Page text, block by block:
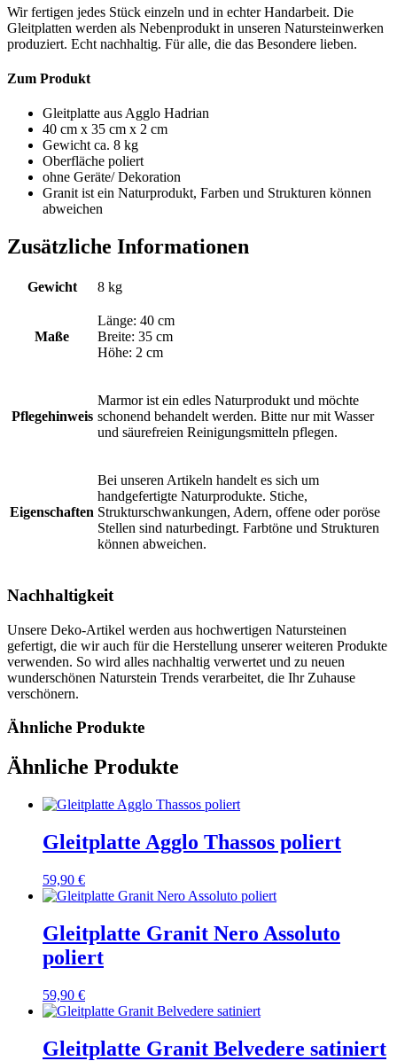
Wir fertigen jedes Stück einzeln und in echter Handarbeit. Die
Gleitplatten werden als Nebenprodukt in unseren Natursteinwerken
produziert. Echt nachhaltig. Für alle, die das Besondere lieben.
Zum Produkt
Gleitplatte aus Agglo Hadrian
40 cm x 35 cm x 2 cm
Gewicht ca. 8 kg
Oberfläche poliert
ohne Geräte/ Dekoration
Granit ist ein Naturprodukt, Farben und Strukturen können
abweichen
Zusätzliche Informationen
Gewicht 8 kg
Maße
Länge: 40 cm
Breite: 35 cm
Höhe: 2 cm
Pflegehinweis
Marmor ist ein edles Naturprodukt und möchte
schonend behandelt werden. Bitte nur mit Wasser
und säurefreien Reinigungsmitteln pflegen.
Eigenschaften
Bei unseren Artikeln handelt es sich um
handgefertigte Naturprodukte. Stiche,
Strukturschwankungen, Adern, offene oder poröse
Stellen sind naturbedingt. Farbtöne und Strukturen
können abweichen.
Nachhaltigkeit
Unsere Deko-Artikel werden aus hochwertigen Natursteinen
gefertigt, die wir auch für die Herstellung unserer weiteren Produkte
verwenden. So wird alles nachhaltig verwertet und zu neuen
wunderschönen Naturstein Trends verarbeitet, die Ihr Zuhause
verschönern.
Ähnliche Produkte
Ähnliche Produkte
Gleitplatte Agglo Thassos poliert
59,90 €
Gleitplatte Granit Nero Assoluto
poliert
59,90 €
Gleitplatte Granit Belvedere satiniert